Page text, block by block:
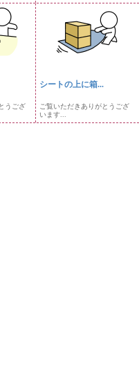
うござ
シートの上に箱...
ご覧いただきありがとうござ
います...